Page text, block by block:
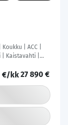
| ACC |
Kaistavahti |
€/kk27 890 €